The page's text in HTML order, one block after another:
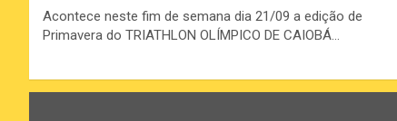
Acontece neste fim de semana dia 21/09 a edição de
Primavera do TRIATHLON OLÍMPICO DE CAIOBÁ…